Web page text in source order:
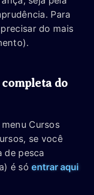
Para
do mais
do
Cursos
se você
de pesca
é sóentrar aqui